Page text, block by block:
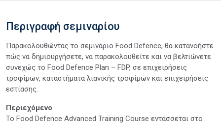
Περιγραφή σεμιναρίου
Παρακολουθώντας το σεμινάριο Food Defence, θα κατανοήστε
πώς να δημιουργήσετε, να παρακολουθείτε και να βελτιώνετε
συνεχώς τo Food Defence Plan – FDP, σε επιχειρήσεις
τροφίμων, καταστήματα λιανικής τροφίμων και επιχειρήσεις
εστίασης.
Περιεχόμενο
Το Food Defence Advanced Training Course εντάσσεται στο